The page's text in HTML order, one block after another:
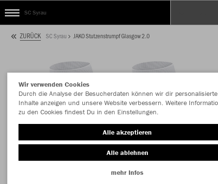
SC Syrau
ZURÜCK SC Syrau JAKO Stutzenstrumpf Glasgow 2.0
Wir verwenden Cookies
Durch die Analyse der Besucherdaten können wir dir personalisierte
Inhalte anzeigen und unsere Website verbessern. Weitere
zu den Cookies findest Du in den Einstellungen.
Alle akzeptieren
Alle ablehnen
mehr Infos